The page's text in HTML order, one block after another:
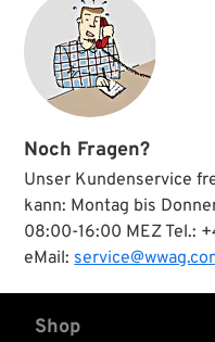
Noch Fragen?
Unser Kundenservice
kann: Montag bis
08:00-16:00 MEZ Tel.:
eMail:
Shop